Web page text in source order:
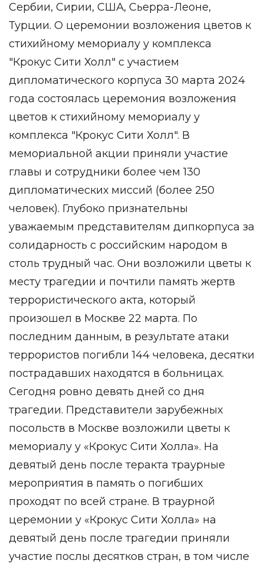
Сербии, Сирии, США, Сьерра-Леоне,
Турции. О церемонии возложения цветов к
стихийному мемориалу у комплекса
"Крокус Сити Холл" с участием
дипломатического корпуса 30 марта 2024
года состоялась церемония возложения
цветов к стихийному мемориалу у
комплекса "Крокус Сити Холл". В
мемориальной акции приняли участие
главы и сотрудники более чем 130
дипломатических миссий (более 250
человек). Глубоко признательны
уважаемым представителям дипкорпуса за
солидарность с российским народом в
столь трудный час. Они возложили цветы к
месту трагедии и почтили память жертв
террористического акта, который
произошел в Москве 22 марта. По
последним данным, в результате атаки
террористов погибли 144 человека, десятки
пострадавших находятся в больницах.
Сегодня ровно девять дней со дня
трагедии. Представители зарубежных
посольств в Москве возложили цветы к
мемориалу у «Крокус Сити Холла». На
девятый день после теракта траурные
мероприятия в память о погибших
проходят по всей стране. В траурной
церемонии у «Крокус Сити Холла» на
девятый день после трагедии приняли
участие послы десятков стран, в том числе